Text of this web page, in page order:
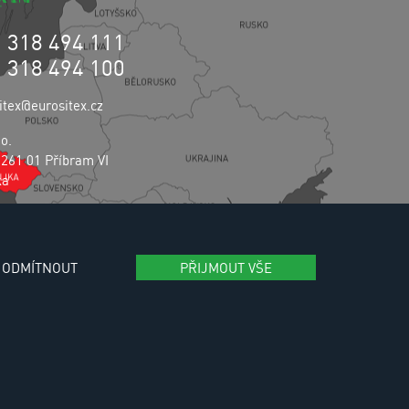
494 111
494 100
01 Příbram VI
ODMÍTNOUT PŘIJMOUT VŠE